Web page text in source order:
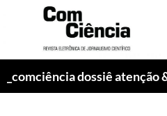
_comciência dossiê atenção